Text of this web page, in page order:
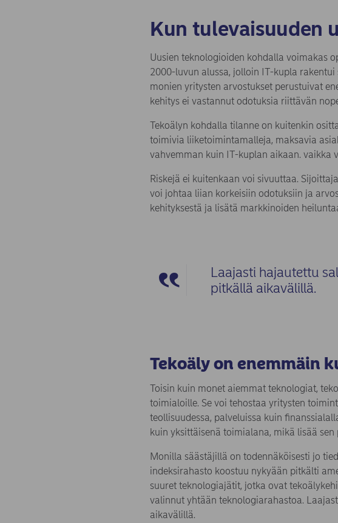
Kun tulevaisuuden
Uusien teknologioiden kohdalla voimakas
2000-luvun alussa, jolloin IT-kupla
monien yritysten arvostukset perustuivat
kehitys ei vastannut odotuksia riittävän
Tekoälyn kohdalla tilanne on kuitenkin
toimivia liiketoimintamalleja, maksavia
vahvemman kuin IT-kuplan aikaan. vaikka
Riskejä ei kuitenkaan voi sivuuttaa.
voi johtaa liian korkeisiin odotuksiin ja
kehityksestä ja lisätä markkinoiden
Laajasti hajautettu
pitkällä aikavälillä.
Tekoäly on enemmäin
Toisin kuin monet aiemmat teknologiat,
toimialoille. Se voi tehostaa yritysten
teollisuudessa, palveluissa kuin
kuin yksittäisenä toimialana, mikä lisää
Monilla säästäjillä on todennäköisesti jo
indeksirahasto koostuu nykyään pitkälti
suuret teknologiajätit, jotka ovat
valinnut yhtään teknologiarahastoa.
aikavälillä.